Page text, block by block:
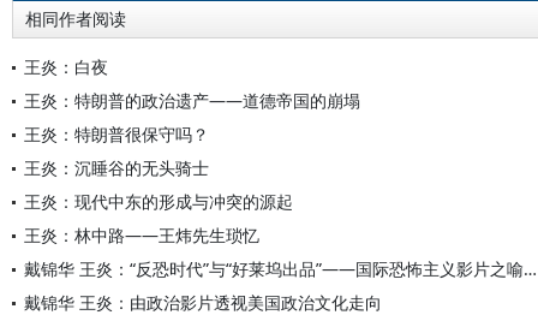
相同作者阅读
王炎：白夜
王炎：特朗普的政治遗产——道德帝国的崩塌
王炎：特朗普很保守吗？
王炎：沉睡谷的无头骑士
王炎：现代中东的形成与冲突的源起
王炎：林中路——王炜先生琐忆
戴锦华 王炎：“反恐时代”与“好莱坞出品”——国际恐怖主义影片之喻（上）
戴锦华 王炎：由政治影片透视美国政治文化走向